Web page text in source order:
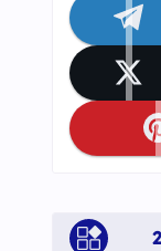
تابعنا على telegram
تابعنا على x
تابعنا على pinterest